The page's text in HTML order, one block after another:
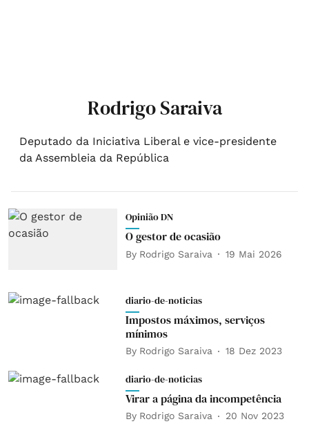
Rodrigo Saraiva
Deputado da Iniciativa Liberal e vice-presidente
da Assembleia da República
Opinião DN
O gestor de ocasião
By Rodrigo Saraiva 19 Mai 2026
diario-de-noticias
Impostos máximos, serviços
mínimos
By Rodrigo Saraiva 18 Dez 2023
diario-de-noticias
Virar a página da incompetência
By Rodrigo Saraiva 20 Nov 2023